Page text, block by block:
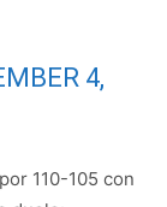
4,
110-105 con